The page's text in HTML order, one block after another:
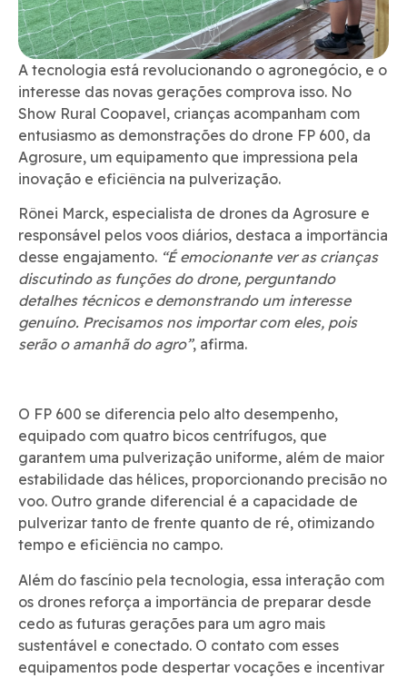
A tecnologia está revolucionando o agronegócio, e o
interesse das novas gerações comprova isso. No
Show Rural Coopavel, crianças acompanham com
entusiasmo as demonstrações do drone FP 600, da
Agrosure, um equipamento que impressiona pela
inovação e eficiência na pulverização.
Rônei Marck, especialista de drones da Agrosure e
responsável pelos voos diários, destaca a importância
desse engajamento. “É emocionante ver as crianças
discutindo as funções do drone, perguntando
detalhes técnicos e demonstrando um interesse
genuíno. Precisamos nos importar com eles, pois
serão o amanhã do agro”, afirma.
O FP 600 se diferencia pelo alto desempenho,
equipado com quatro bicos centrífugos, que
garantem uma pulverização uniforme, além de maior
estabilidade das hélices, proporcionando precisão no
voo. Outro grande diferencial é a capacidade de
pulverizar tanto de frente quanto de ré, otimizando
tempo e eficiência no campo.
Além do fascínio pela tecnologia, essa interação com
os drones reforça a importância de preparar desde
cedo as futuras gerações para um agro mais
sustentável e conectado. O contato com esses
equipamentos pode despertar vocações e incentivar